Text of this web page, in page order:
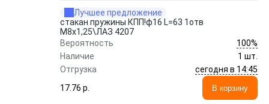
Лучшее предложение
стакан пружины КПП!ф16 L=63 1отв
М8х1,25\ЛАЗ 4207
Вероятность
100%
Наличие
1 шт.
Отгрузка
сегодня в 14:45
17.76 p.
В корзину